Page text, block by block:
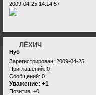
2009-04-25 14:14:57
ЛЁХИЧ
Нуб
Зарегистрирован: 2009-04-25
Приглашений: 0
Сообщений: 0
Уважение: +1
Позитив: +0